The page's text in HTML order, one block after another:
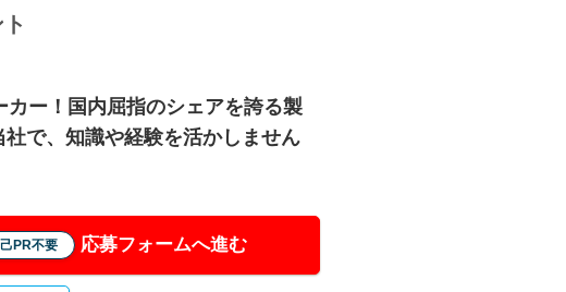
カー！国内屈指のシェアを誇る製
で、知識や経験を活かしません
PR不要 応募フォームへ進む